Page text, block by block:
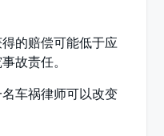
的赔偿可能低于应
故责任。
车祸律师可以改变